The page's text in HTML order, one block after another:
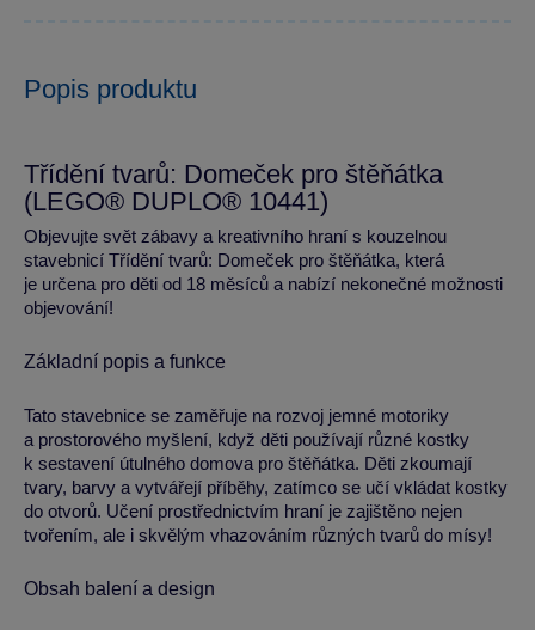
Popis produktu
Třídění tvarů: Domeček pro štěňátka
(LEGO® DUPLO® 10441)
Objevujte svět zábavy a kreativního hraní s kouzelnou
stavebnicí Třídění tvarů: Domeček pro štěňátka, která
je určena pro děti od 18 měsíců a nabízí nekonečné možnosti
objevování!
Základní popis a funkce
Tato stavebnice se zaměřuje na rozvoj jemné motoriky
a prostorového myšlení, když děti používají různé kostky
k sestavení útulného domova pro štěňátka. Děti zkoumají
tvary, barvy a vytvářejí příběhy, zatímco se učí vkládat kostky
do otvorů. Učení prostřednictvím hraní je zajištěno nejen
tvořením, ale i skvělým vhazováním různých tvarů do mísy!
Obsah balení a design